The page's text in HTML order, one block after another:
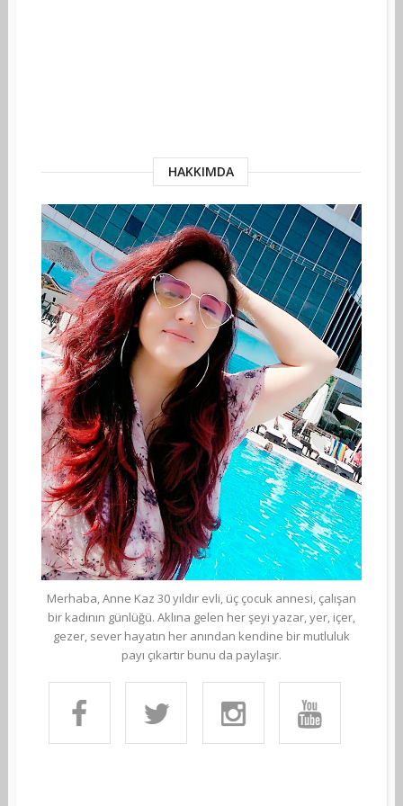
HAKKIMDA
Merhaba, Anne Kaz 30 yıldır evli, üç çocuk annesi, çalışan
bir kadının günlüğü. Aklına gelen her şeyi yazar, yer, içer,
gezer, sever hayatın her anından kendine bir mutluluk
payı çıkartır bunu da paylaşır.